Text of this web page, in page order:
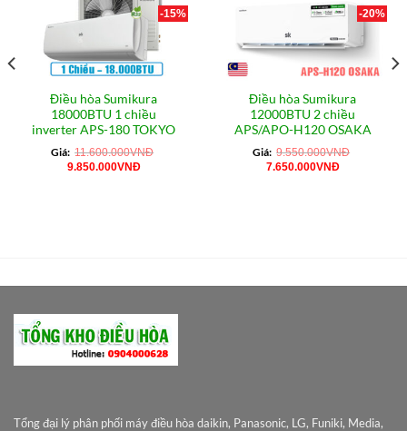
-15%
Điều hòa Sumikura
18000BTU 1 chiều
inverter APS-180 TOKYO
Giá: 11.600.000VNĐ
Giá
9.850.000VNĐGiá
-20%
Điều hòa Sumikura
12000BTU 2 chiều
APS/APO-H120 OSAKA
Giá: 9.550.000VNĐ
Giá
7.650.000VNĐGiá
Tổng đại lý phân phối máy điều hòa daikin, Panasonic, LG, Funiki, Media,